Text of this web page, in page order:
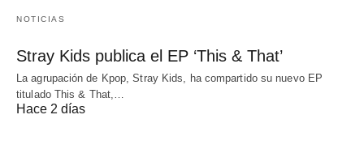
NOTICIAS
Stray Kids publica el EP ‘This & That’
La agrupación de Kpop, Stray Kids, ha compartido su nuevo EP
titulado This & That,…
Hace 2 días